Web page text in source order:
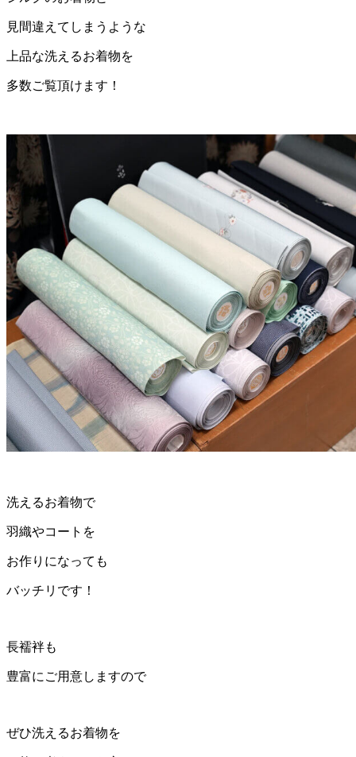
見間違えてしまうような
上品な洗えるお着物を
多数ご覧頂けます！
洗えるお着物で
羽織やコートを
お作りになっても
バッチリです！
長襦袢も
豊富にご用意しますので
ぜひ洗えるお着物を